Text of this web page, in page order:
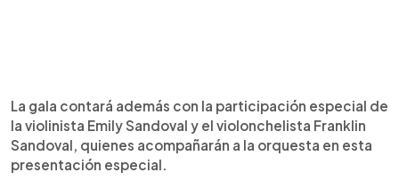
La gala contará además con la participación especial de
la violinista Emily Sandoval y el violonchelista Franklin
Sandoval, quienes acompañarán a la orquesta en esta
presentación especial.